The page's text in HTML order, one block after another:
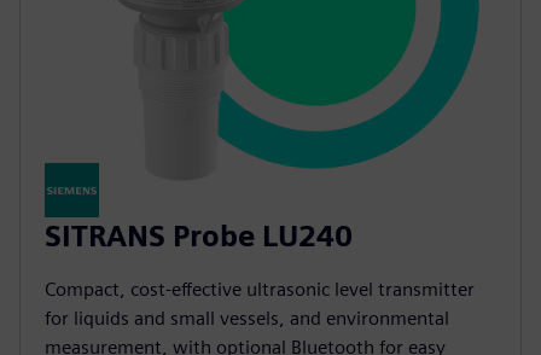
SITRANS Probe LU240
Compact, cost-effective ultrasonic level transmitter
for liquids and small vessels, and environmental
measurement, with optional Bluetooth for easy